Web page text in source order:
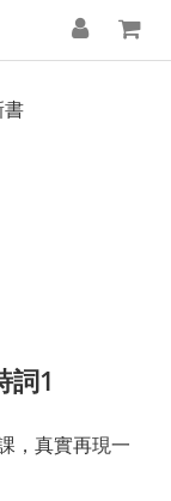
書
詞1
，真實再現一